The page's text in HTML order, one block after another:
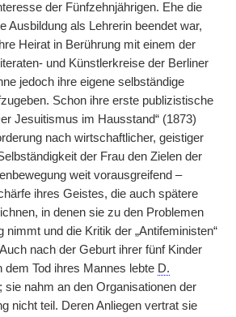
der Fünfzehnjährigen. Ehe die
Ausbildung als Lehrerin beendet war,
Heirat in Berührung mit einem der
und Künstlerkreise der Berliner
jedoch ihre eigene selbständige
Schon ihre erste publizistische
Jesuitismus im Hausstand“ (1873)
nach wirtschaftlicher, geistiger
der Frau den Zielen der
weit vorausgreifend –
ihres Geistes, die auch spätere
in denen sie zu den Problemen
nimmt und die Kritik der „Antifeministen“
nach der Geburt ihrer fünf Kinder
dem Tod ihres Mannes lebte D.
sie nahm an den Organisationen der
nicht teil. Deren Anliegen vertrat sie